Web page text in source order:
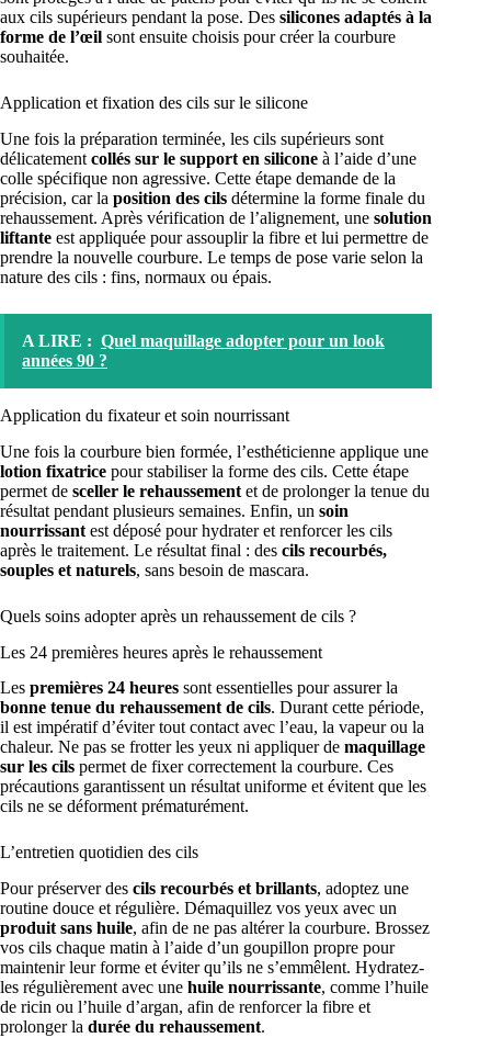
aux cils supérieurs pendant la pose. Des silicones adaptés à la
forme de l’œil sont ensuite choisis pour créer la courbure
souhaitée.
Application et fixation des cils sur le silicone
Une fois la préparation terminée, les cils supérieurs sont
délicatement collés sur le support en silicone à l’aide d’une
colle spécifique non agressive. Cette étape demande de la
précision, car la position des cils détermine la forme finale du
rehaussement. Après vérification de l’alignement, une solution
liftante est appliquée pour assouplir la fibre et lui permettre de
prendre la nouvelle courbure. Le temps de pose varie selon la
nature des cils : fins, normaux ou épais.
A LIRE : Quel maquillage adopter pour un look
années 90 ?
Application du fixateur et soin nourrissant
Une fois la courbure bien formée, l’esthéticienne applique une
lotion fixatrice pour stabiliser la forme des cils. Cette étape
permet de sceller le rehaussement et de prolonger la tenue du
résultat pendant plusieurs semaines. Enfin, un soin
nourrissant est déposé pour hydrater et renforcer les cils
après le traitement. Le résultat final : des cils recourbés,
souples et naturels, sans besoin de mascara.
Quels soins adopter après un rehaussement de cils ?
Les 24 premières heures après le rehaussement
Les premières 24 heures sont essentielles pour assurer la
bonne tenue du rehaussement de cils. Durant cette période,
il est impératif d’éviter tout contact avec l’eau, la vapeur ou la
chaleur. Ne pas se frotter les yeux ni appliquer de maquillage
sur les cils permet de fixer correctement la courbure. Ces
précautions garantissent un résultat uniforme et évitent que les
cils ne se déforment prématurément.
L’entretien quotidien des cils
Pour préserver des cils recourbés et brillants, adoptez une
routine douce et régulière. Démaquillez vos yeux avec un
produit sans huile, afin de ne pas altérer la courbure. Brossez
vos cils chaque matin à l’aide d’un goupillon propre pour
maintenir leur forme et éviter qu’ils ne s’emmêlent. Hydratez-
les régulièrement avec une huile nourrissante, comme l’huile
de ricin ou l’huile d’argan, afin de renforcer la fibre et
prolonger la durée du rehaussement.